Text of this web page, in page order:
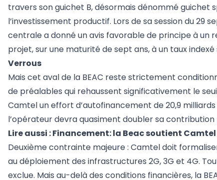
travers son guichet B, désormais dénommé
l’investissement productif. Lors de sa session du
centrale a donné un avis favorable de principe à un
projet, sur une maturité de sept ans, à un taux indexé
Verrous
Mais cet aval de la BEAC reste strictement
de préalables qui rehaussent significativement le
Camtel un effort d’autofinancement de 20,9
l’opérateur devra quasiment doubler sa
Lire aussi :Financement: la Beac soutient
Deuxième contrainte majeure : Camtel doit
au déploiement des infrastructures 2G, 3G et 4G.
exclue. Mais au-delà des conditions financières, la